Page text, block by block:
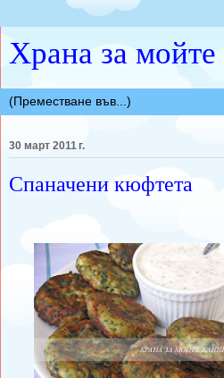
Храна за мойте
30 март 2011 г.
Спаначени кюфтета